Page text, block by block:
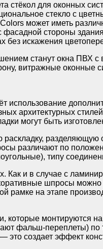
стёкол для оконных
стекло с
может иметь
фасадной стороны
без искажения
станут окна ПВХ
витражные оконные
использование
архитектурных
могут быть
различают по
типу
Как и в случае с
шпросы
рамке на этапе
монтируются
фальш-переплеты) по
это создает эффект